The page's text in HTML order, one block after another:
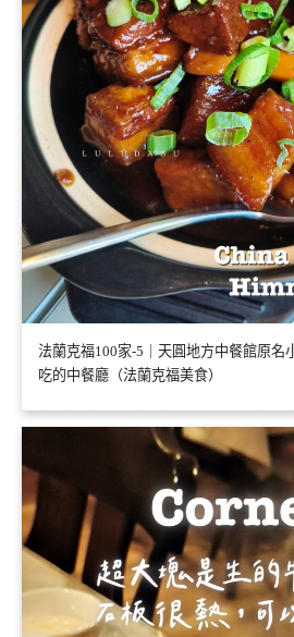
法蘭克福100家-5｜天圓地方中餐館原名
吃的中餐廳（法蘭克福美食）